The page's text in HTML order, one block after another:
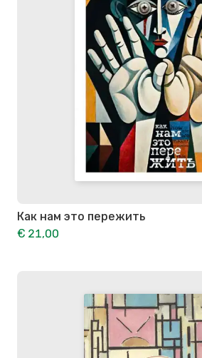
Как нам это пережить
€ 21,00